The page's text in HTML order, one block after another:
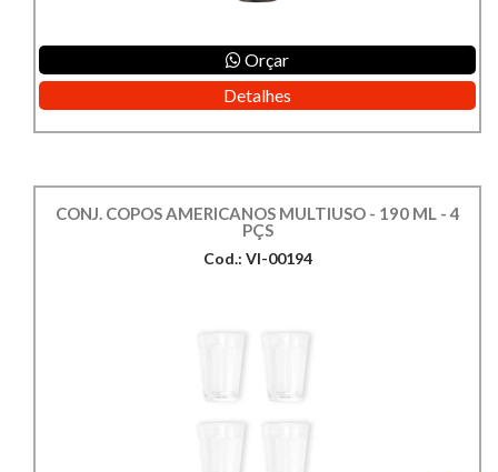
Orçar
Detalhes
CONJ. COPOS AMERICANOS MULTIUSO - 190 ML - 4
PÇS
Cod.: VI-00194